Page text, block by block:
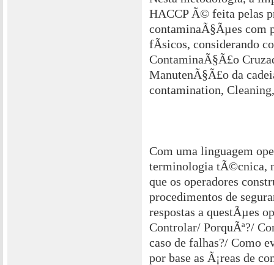
HACCP Ã© feita pelas
contaminaÃ§Ãµes com
fÃ­sicos, considerando
ContaminaÃ§Ã£o
ManutenÃ§Ã£o da
contamination,
Com uma linguagem
terminologia tÃ©cnica,
que os operadores
procedimentos de
respostas a questÃµes
Controlar/ PorquÃª?/
caso de falhas?/ Como
por base as Ã¡reas de